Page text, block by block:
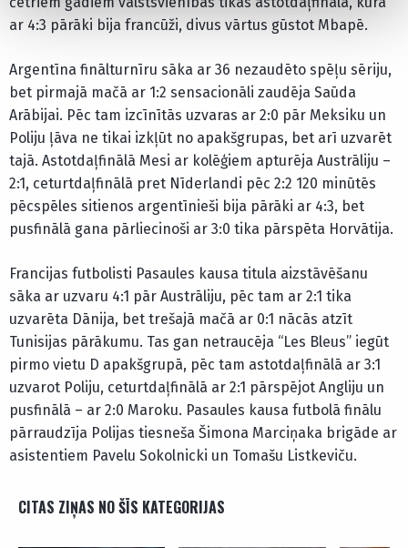
ar 4:3 pārāki bija francūži, divus vārtus gūstot Mbapē.
Argentīna finālturnīru sāka ar 36 nezaudēto spēļu sēriju,
bet pirmajā mačā ar 1:2 sensacionāli zaudēja Saūda
Arābijai. Pēc tam izcīnītās uzvaras ar 2:0 pār Meksiku un
Poliju ļāva ne tikai izkļūt no apakšgrupas, bet arī uzvarēt
tajā. Astotdaļfinālā Mesi ar kolēģiem apturēja Austrāliju –
2:1, ceturtdaļfinālā pret Nīderlandi pēc 2:2 120 minūtēs
pēcspēles sitienos argentīnieši bija pārāki ar 4:3, bet
pusfinālā gana pārliecinoši ar 3:0 tika pārspēta Horvātija.
Francijas futbolisti Pasaules kausa titula aizstāvēšanu
sāka ar uzvaru 4:1 pār Austrāliju, pēc tam ar 2:1 tika
uzvarēta Dānija, bet trešajā mačā ar 0:1 nācās atzīt
Tunisijas pārākumu. Tas gan netraucēja “Les Bleus” iegūt
pirmo vietu D apakšgrupā, pēc tam astotdaļfinālā ar 3:1
uzvarot Poliju, ceturtdaļfinālā ar 2:1 pārspējot Angliju un
pusfinālā – ar 2:0 Maroku. Pasaules kausa futbolā finālu
pārraudzīja Polijas tiesneša Šimona Marciņaka brigāde ar
asistentiem Pavelu Sokolnicki un Tomašu Listkeviču.
CITAS ZIŅAS NO ŠĪS KATEGORIJAS